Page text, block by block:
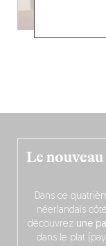
Le
Dans ce
néerlandais
découvrez une
dans le plat